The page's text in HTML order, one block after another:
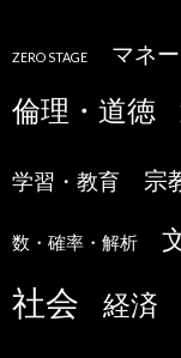
ZERO STAGE マネー
倫理・道徳
学習・教育 宗
数・確率・解析
社会 経済